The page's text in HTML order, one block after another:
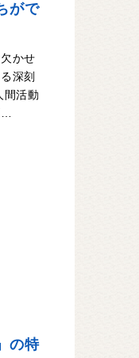
がで
かせ
深刻
間活動
…
の特